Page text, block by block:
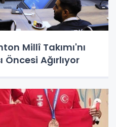
Millî Takımı'nı
Ağırlıyor